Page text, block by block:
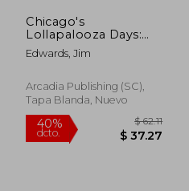
Chicago's
Lollapalooza Days:
1893-1934 (en Inglés)
Edwards, Jim
Arcadia Publishing (SC),
Tapa Blanda, Nuevo